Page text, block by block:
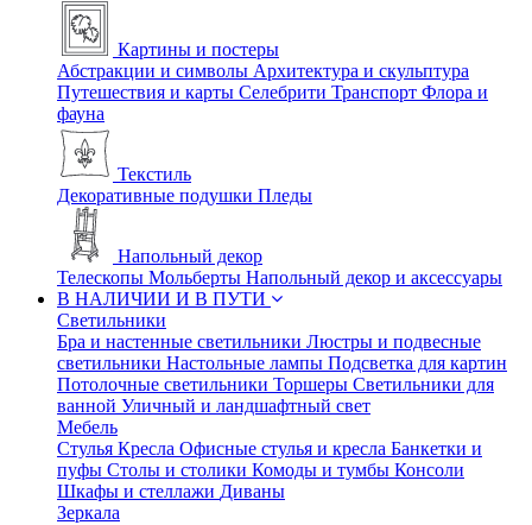
Картины и постеры
Абстракции и символы Архитектура и скульптура
Путешествия и карты Селебрити Транспорт Флора и
фауна
Текстиль
Декоративные подушки Пледы
Напольный декор
Телескопы Мольберты Напольный декор и аксессуары
В НАЛИЧИИ И В ПУТИ
Светильники
Бра и настенные светильники Люстры и подвесные
светильники Настольные лампы Подсветка для картин
Потолочные светильники Торшеры Светильники для
ванной Уличный и ландшафтный свет
Мебель
Стулья Кресла Офисные стулья и кресла Банкетки и
пуфы Столы и столики Комоды и тумбы Консоли
Шкафы и стеллажи Диваны
Зеркала